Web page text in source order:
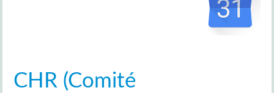
CHR (Comité